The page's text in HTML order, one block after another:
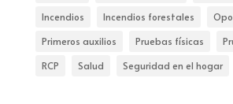
Incendios
Incendios forestales
Primeros auxilios
Pruebas físicas
RCP
Salud Seguridad en el hogar